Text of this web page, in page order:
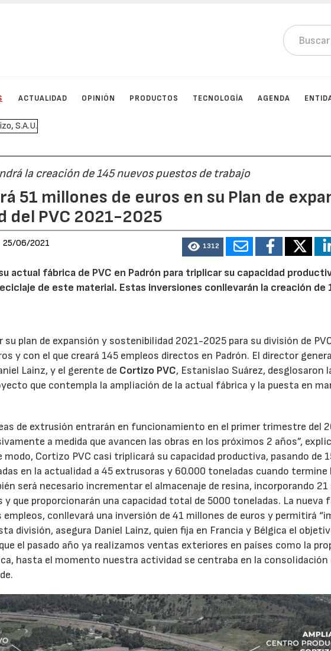
ACTUALIDAD OPINIÓN PRODUCTOS TECNOLOGÍA AGENDA
la creación de 145 nuevos puestos de trabajo
51 millones de euros en su Plan de
del PVC 2021-2025
25/06/2021 1312
actual fábrica de PVC en Padrón para triplicar su capacidad
de este material. Estas inversiones conllevarán la creación de
plan de expansión y sostenibilidad 2021-2025 para su división de
y con el que creará 145 empleos directos en Padrón. El director
Lainz, y el gerente de Cortizo PVC, Estanislao Suárez, desglosaron
que contempla la ampliación de la actual fábrica y la puesta en
de extrusión entrarán en funcionamiento en el primer trimestre del
a medida que avancen las obras en los próximos 2 años”,
modo, Cortizo PVC casi triplicará su capacidad productiva, pasando de
en la actualidad a 45 extrusoras y 60.000 toneladas cuando termine
será necesario incrementar el almacenaje de resina, incorporando 21
que proporcionarán una capacidad total de 5000 toneladas. La nueva
conllevará una inversión de 41 millones de euros y permitirá
división, asegura Daniel Lainz, quien fija en Francia y Bélgica el
el pasado año ya realizamos ventas exteriores en países como la
hasta el momento nuestra actividad se centraba en la consolidación